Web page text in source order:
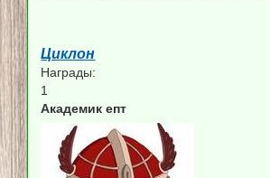
Циклон
Награды:
1
Академик епт